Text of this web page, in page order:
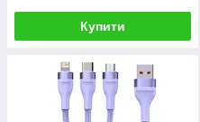
Купити